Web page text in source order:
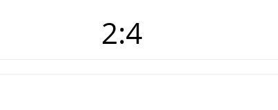
2:4